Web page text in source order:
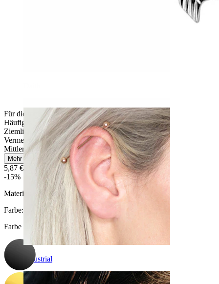
Industrial
Für die meisten Hauttypen
Häufiges Tragen
Ziemlich leicht
Vermeide Wasserkontakt
Mittlere Haltbarkeit
Mehr lesen
5,87 € 6,90 €
-15%
Material:
Chirurgenstahl / Messing
Farbe:
Farbe auswählen